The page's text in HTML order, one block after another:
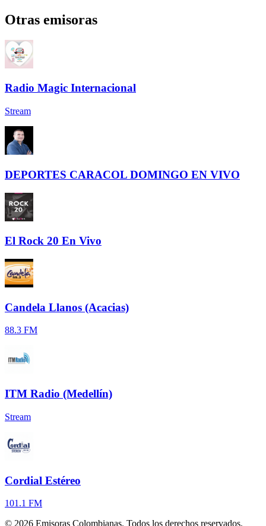
Otras emisoras
Radio Magic Internacional
Stream
DEPORTES CARACOL DOMINGO EN VIVO
El Rock 20 En Vivo
Candela Llanos (Acacias)
88.3 FM
ITM Radio (Medellín)
Stream
Cordial Estéreo
101.1 FM
© 2026 Emisoras Colombianas. Todos los derechos reservados.